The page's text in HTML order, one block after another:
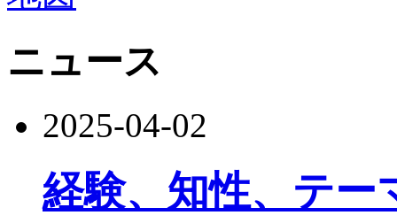
ニュース
2025-04-02
経験、知性、テー